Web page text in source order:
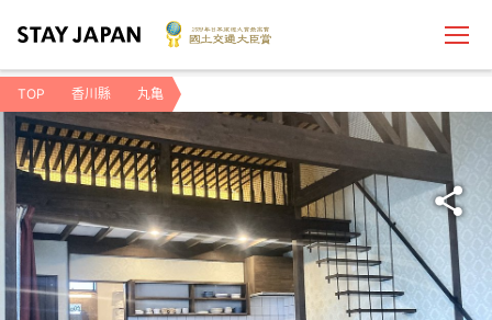
TOP 香川縣 丸亀